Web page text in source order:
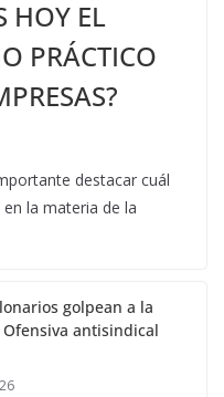
HOY EL
PRÁCTICO
destacar cuál
la materia de la
golpean a la
antisindical